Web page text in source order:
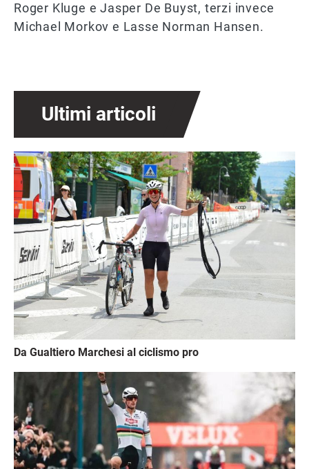
Roger Kluge e Jasper De Buyst, terzi invece
Michael Morkov e Lasse Norman Hansen.
Ultimi articoli
Immagine
Da Gualtiero Marchesi al ciclismo pro